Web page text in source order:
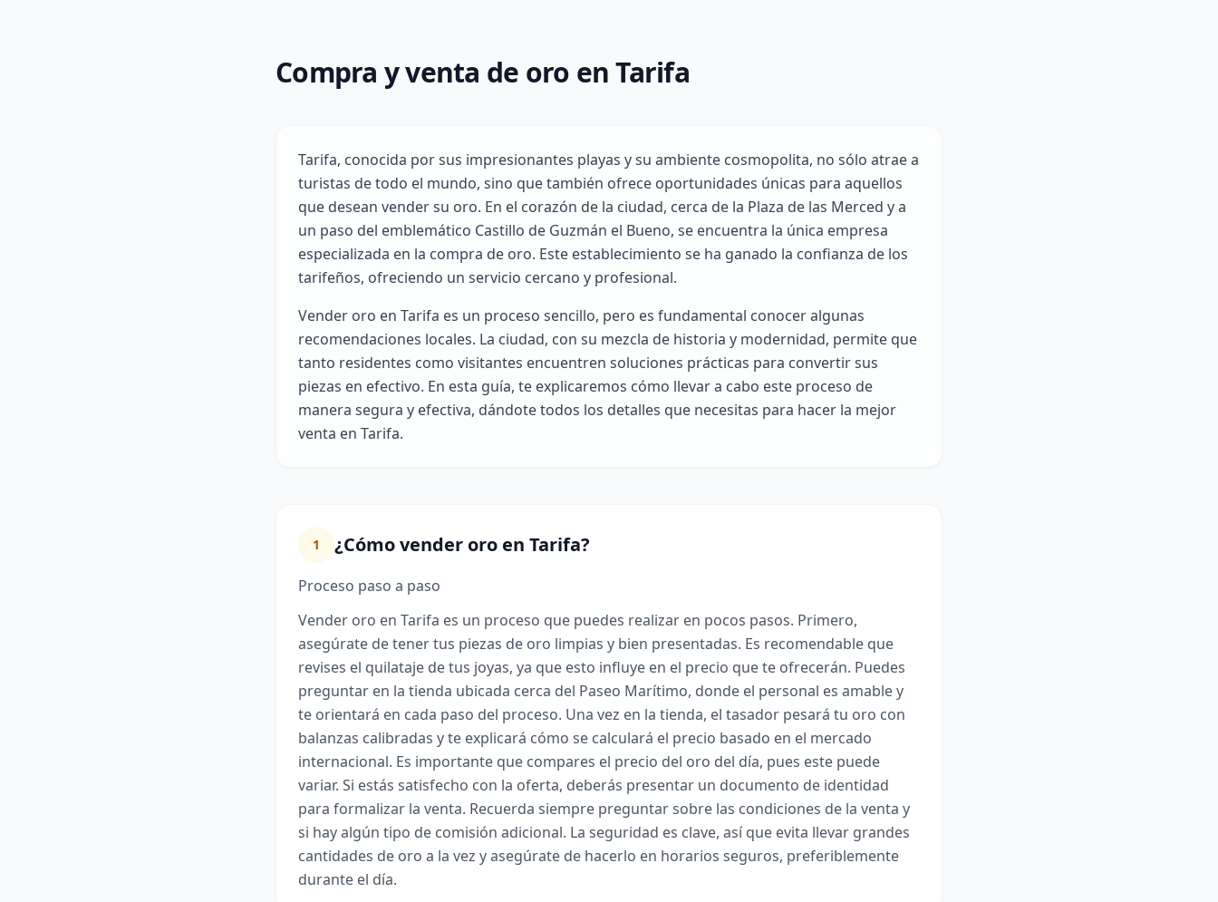
Compra y venta de oro en Tarifa
Tarifa, conocida por sus impresionantes playas y su ambiente cosmopolita, no sólo atrae a
turistas de todo el mundo, sino que también ofrece oportunidades únicas para aquellos
que desean vender su oro. En el corazón de la ciudad, cerca de la Plaza de las Merced y a
un paso del emblemático Castillo de Guzmán el Bueno, se encuentra la única empresa
especializada en la compra de oro. Este establecimiento se ha ganado la confianza de los
tarifeños, ofreciendo un servicio cercano y profesional.
Vender oro en Tarifa es un proceso sencillo, pero es fundamental conocer algunas
recomendaciones locales. La ciudad, con su mezcla de historia y modernidad, permite que
tanto residentes como visitantes encuentren soluciones prácticas para convertir sus
piezas en efectivo. En esta guía, te explicaremos cómo llevar a cabo este proceso de
manera segura y efectiva, dándote todos los detalles que necesitas para hacer la mejor
venta en Tarifa.
1 ¿Cómo vender oro en Tarifa?
Proceso paso a paso
Vender oro en Tarifa es un proceso que puedes realizar en pocos pasos. Primero,
asegúrate de tener tus piezas de oro limpias y bien presentadas. Es recomendable que
revises el quilataje de tus joyas, ya que esto influye en el precio que te ofrecerán. Puedes
preguntar en la tienda ubicada cerca del Paseo Marítimo, donde el personal es amable y
te orientará en cada paso del proceso. Una vez en la tienda, el tasador pesará tu oro con
balanzas calibradas y te explicará cómo se calculará el precio basado en el mercado
internacional. Es importante que compares el precio del oro del día, pues este puede
variar. Si estás satisfecho con la oferta, deberás presentar un documento de identidad
para formalizar la venta. Recuerda siempre preguntar sobre las condiciones de la venta y
si hay algún tipo de comisión adicional. La seguridad es clave, así que evita llevar grandes
cantidades de oro a la vez y asegúrate de hacerlo en horarios seguros, preferiblemente
durante el día.